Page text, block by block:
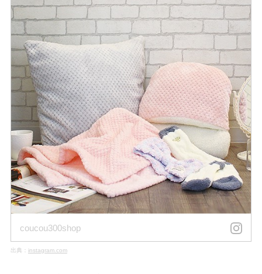
coucou300shop
出典： instagram.com